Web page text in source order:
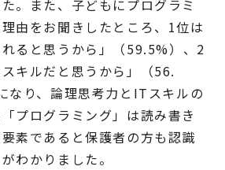
。また、子どもにプログラミ
由をお聞きしたところ、1位は
れると思うから」（59.5%）、2
キルだと思うから」（56.
なり、論理思考力とITスキルの
プログラミング」は読み書き
素であると保護者の方も認識
わかりました。